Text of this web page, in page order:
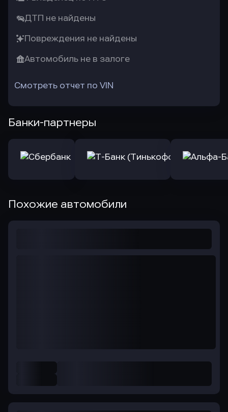
ДТП не найдены
Повреждения не найдены
Автомобиль не в залоге
Смотреть отчет по VIN
Банки-партнеры
Похожие автомобили